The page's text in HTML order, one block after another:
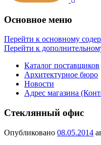
Основное меню
Перейти к основному
Перейти к
Каталог поставщиков
Архитектурное бюро
Новости
Адрес магазина
Стеклянный офис
Опубликовано 08.05.2014